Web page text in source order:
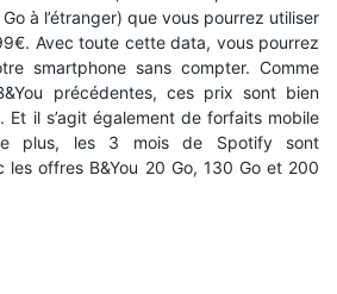
à l’étranger) que vous pourrez utiliser
Avec toute cette data, vous pourrez
smartphone sans compter. Comme
précédentes, ces prix sont bien
Et il s’agit également de forfaits mobile
plus, les 3 mois de Spotify sont
offres B&You 20 Go, 130 Go et 200